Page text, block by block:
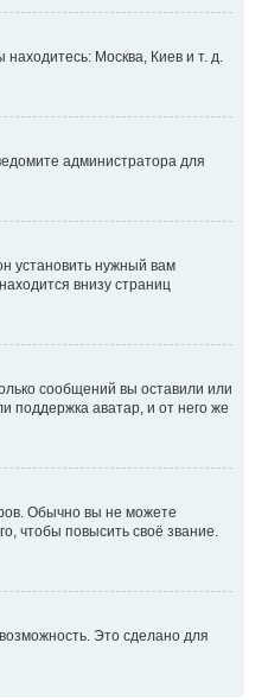
Москва, Киев и т. д.
администратора для
установить нужный вам
внизу страниц
сообщений вы оставили или
поддержка аватар, и от него же
Обычно вы не можете
чтобы повысить своё звание.
Это сделано для